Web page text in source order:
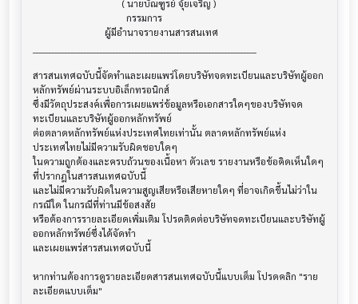
สารสนเทศฉบับนี้จัดทำและเผยแพร่โดยบริษัทจดทะเบียนและบริษัทผู้ออก
หลักทรัพย์ผ่านระบบอิเล็กทรอนิกส์
ซึ่งมีวัตถุประสงค์เพื่อการเผยแพร่ข้อมูลหรือเอกสารใดๆของบริษัทจด
ทะเบียนและบริษัทผู้ออกหลักทรัพย์
ต่อตลาดหลักทรัพย์แห่งประเทศไทยเท่านั้น ตลาดหลักทรัพย์แห่ง
ประเทศไทยไม่มีความรับผิดชอบใดๆ
ในความถูกต้องและครบถ้วนของเนื้อหา ตัวเลข รายงานหรือข้อคิดเห็นใดๆ
ที่ปรากฎในสารสนเทศฉบับนี้
และไม่มีความรับผิดในความสูญเสียหรือเสียหายใดๆ ที่อาจเกิดขึ้นไม่ว่าใน
กรณีใด ในกรณีที่ท่านมีข้อสงสัย
หรือต้องการรายละเอียดเพิ่มเติม โปรดติดต่อบริษัทจดทะเบียนและบริษัทผู้
ออกหลักทรัพย์ซึ่งได้จัดทำ
และเผยแพร่สารสนเทศฉบับนี้
หากท่านต้องการดูรายละเอียดสารสนเทศฉบับนี้แบบเต็ม โปรดคลิก "ราย